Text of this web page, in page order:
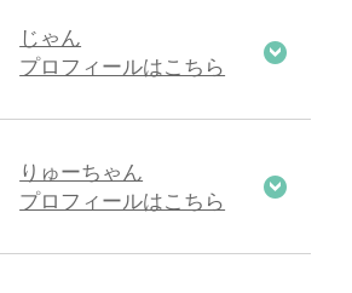
じゃん
プロフィールはこちら
りゅーちゃん
プロフィールはこちら